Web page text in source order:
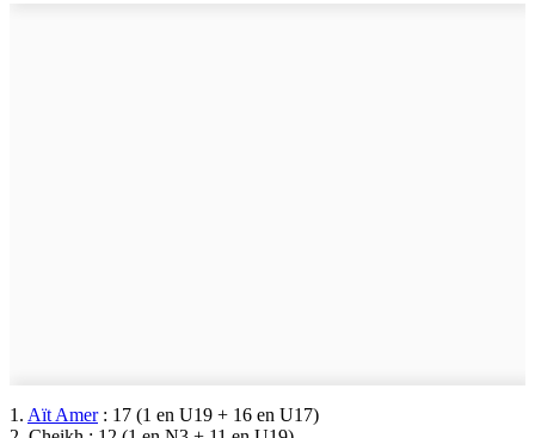
1. Aït Amer: 17 (1 en U19 + 16 en U17)